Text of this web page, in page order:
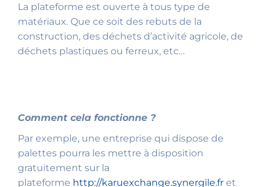
La plateforme est ouverte à tous type de
matériaux. Que ce soit des rebuts de la
construction, des déchets d’activité agricole, de
déchets plastiques ou ferreux, etc…
Comment cela fonctionne ?
Par exemple, une entreprise qui dispose de
palettes pourra les mettre à disposition
gratuitement sur la
plateforme http://karuexchange.synergile.fr et